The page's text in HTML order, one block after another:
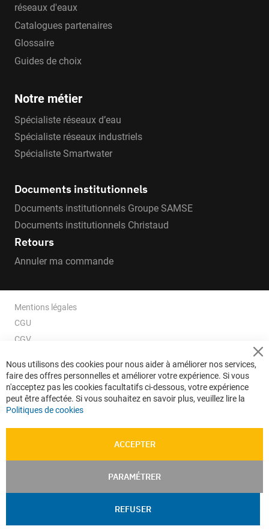
réseaux d'eaux
Catalogues partenaires
Glossaire
Guides de choix
Notre métier
Spécialiste réseaux d’eau
Spécialiste réseaux industriels
Spécialiste Smartwater
Documents institutionnels
Documents institutionnels Groupe SAMSE
Documents institutionnels Christaud
Retours
Annuler ma commande
Mentions légales
CGU
CGV
Données personnelles
Confidentialité
Plan du site
Nous utilisons des cookies pour nous aider à améliorer nos services,
faire des offres personnelles et améliorer votre expérience. Si vous
n'acceptez pas les cookies facultatifs ci-dessous, votre expérience
peut être affectée. Si vous souhaitez en savoir plus, veuillez lire la
Politiques de cookies
ACCEPTER
PARAMÉTRER
REFUSER